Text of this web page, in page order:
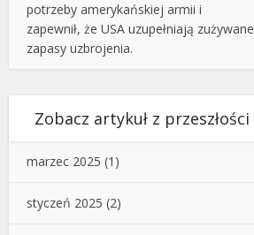
potrzeby amerykańskiej armii i
zapewnił, że USA uzupełniają zużywane
zapasy uzbrojenia.
Zobacz artykuł z przeszłości
marzec 2025 (1)
styczeń 2025 (2)